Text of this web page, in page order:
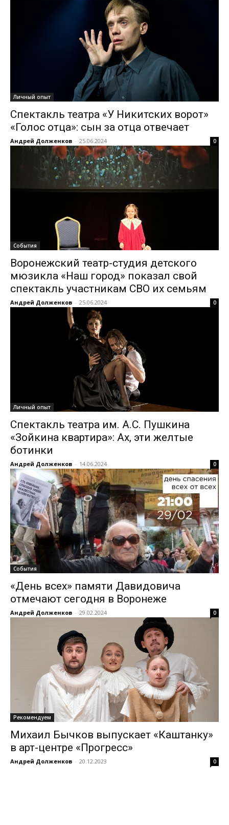
Личный опыт
Спектакль театра «У Никитских ворот»
«Голос отца»: сын за отца отвечает
Андрей Долженков - 25.06.2024 0
События
Воронежский театр-студия детского
мюзикла «Наш город» показал свой
спектакль участникам СВО их семьям
Андрей Долженков - 25.06.2024 0
Личный опыт
Спектакль театра им. А.С. Пушкина
«Зойкина квартира»: Ах, эти желтые
ботинки
Андрей Долженков - 14.06.2024 0
События
«День всех» памяти Давидовича
отмечают сегодня в Воронеже
Андрей Долженков - 29.02.2024 0
Рекомендуем
Михаил Бычков выпускает «Каштанку»
в арт-центре «Прогресс»
Андрей Долженков - 20.12.2023 0